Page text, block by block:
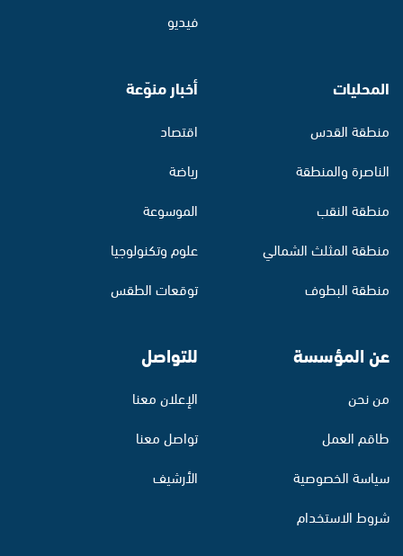
فيديو
المحليات
منطقة القدس
الناصرة والمنطقة
منطقة النقب
منطقة المثلث الشمالي
منطقة البطوف
أخبار منوّعة
اقتصاد
رياضة
الموسوعة
علوم وتكنولوجيا
توقعات الطقس
عن المؤسسة
من نحن
طاقم العمل
سياسة الخصوصية
شروط الاستخدام
للتواصل
الإعلان معنا
تواصل معنا
الأرشيف